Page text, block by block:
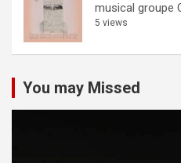
musical groupe
5 views
You may Missed